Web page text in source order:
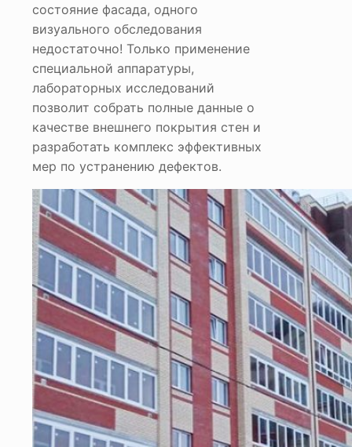
состояние фасада, одного
визуального обследования
недостаточно! Только применение
специальной аппаратуры,
лабораторных исследований
позволит собрать полные данные о
качестве внешнего покрытия стен и
разработать комплекс эффективных
мер по устранению дефектов.